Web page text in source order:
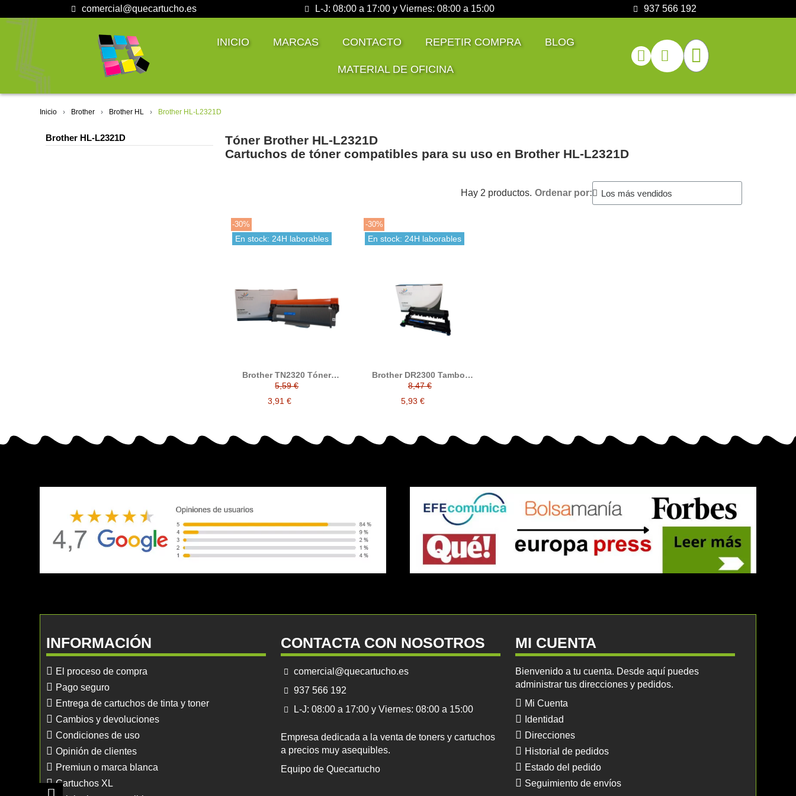
comercial@quecartucho.es L-J: 08:00 a 17:00 y Viernes: 08:00 a 15:00 937 566 192
INICIO MARCAS CONTACTO REPETIR COMPRA BLOG
MATERIAL DE OFICINA
Inicio Brother Brother HL Brother HL-L2321D
Brother HL-L2321D
Tóner Brother HL-L2321D
Cartuchos de tóner compatibles para su uso en Brother HL-L2321D
Hay 2 productos. Ordenar por:
-30%
En stock: 24H laborables
Brother TN2320 Tóner
compatible
5,59 €
3,91 €
-30%
En stock: 24H laborables
Brother DR2300 Tambor
compatible
8,47 €
5,93 €
INFORMACIÓN
El proceso de compra
Pago seguro
Entrega de cartuchos de tinta y toner
Cambios y devoluciones
Condiciones de uso
Opinión de clientes
Premiun o marca blanca
Cartuchos XL
CONTACTA CON NOSOTROS
comercial@quecartucho.es
937 566 192
L-J: 08:00 a 17:00 y Viernes: 08:00 a 15:00
Empresa dedicada a la venta de toners y cartuchos
a precios muy asequibles.
Equipo de Quecartucho
MI CUENTA
Bienvenido a tu cuenta. Desde aquí puedes
administrar tus direcciones y pedidos.
Mi Cuenta
Identidad
Direcciones
Historial de pedidos
Estado del pedido
Seguimiento de envíos